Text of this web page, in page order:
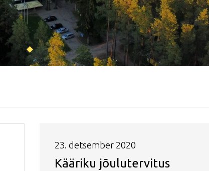
23. detsember 2020
Kääriku jõulutervitus